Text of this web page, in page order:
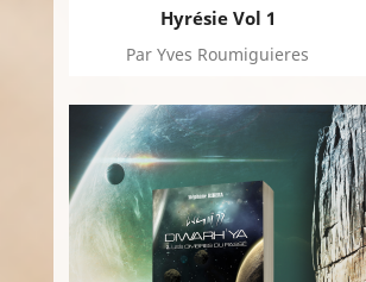
Hyrésie Vol 1
Par Yves Roumiguieres